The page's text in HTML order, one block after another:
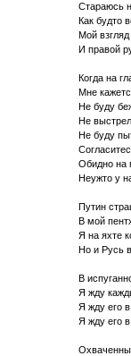
Стараюсь
Как будто
Мой
И правой
Когда на
Мне
Не буду
Не
Не буду
Обидно на
Неужто у
Путин
В мой
Я на яхте
Но и Русь
В
Я жду
Я жду его
Я жду его